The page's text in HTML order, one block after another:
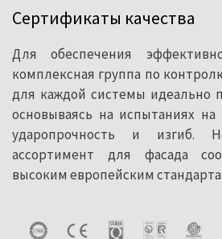
Сертификаты качества
Для обеспечения
комплексная группа по
для каждой системы идеально
основываясь на испытаниях на
ударопрочность и изгиб.
ассортимент для фасада
высоким европейским